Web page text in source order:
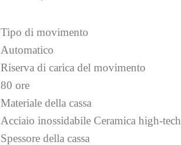
Tipo di movimento
Automatico
Riserva di carica del movimento
80 ore
Materiale della cassa
Acciaio inossidabile Ceramica high-tech
Spessore della cassa